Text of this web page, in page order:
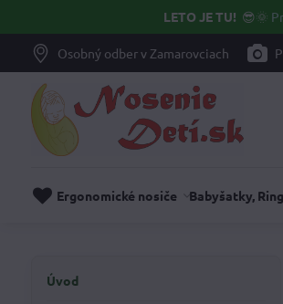
LETO JE TU! 😎🌞
Osobný odber v Zamarovciach
Ergonomické nosiče Babyšatky,
Úvod